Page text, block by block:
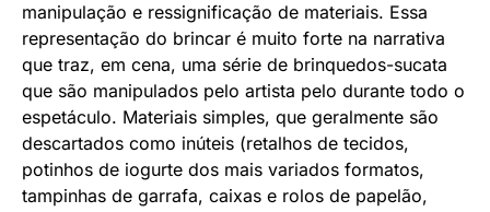
manipulação e ressignificação de materiais. Essa
representação do brincar é muito forte na narrativa
que traz, em cena, uma série de brinquedos-sucata
que são manipulados pelo artista pelo durante todo o
espetáculo. Materiais simples, que geralmente são
descartados como inúteis (retalhos de tecidos,
potinhos de iogurte dos mais variados formatos,
tampinhas de garrafa, caixas e rolos de papelão,